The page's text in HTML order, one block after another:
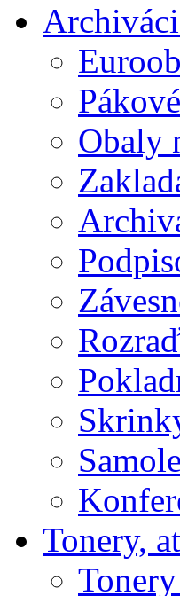
Obaly
Tonery,